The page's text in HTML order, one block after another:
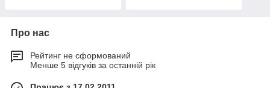
Про нас
Рейтинг не сформований
Менше 5 відгуків за останній рік